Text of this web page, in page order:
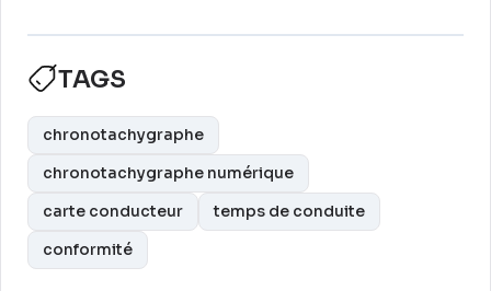
TAGS
chronotachygraphe
chronotachygraphe numérique
carte conducteur
temps de conduite
conformité